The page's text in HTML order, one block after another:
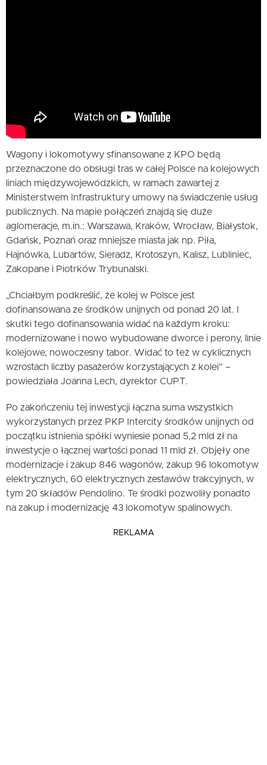
Wagony i lokomotywy sfinansowane z KPO będą
przeznaczone do obsługi tras w całej Polsce na kolejowych
liniach międzywojewódzkich, w ramach zawartej z
Ministerstwem Infrastruktury umowy na świadczenie usług
publicznych. Na mapie połączeń znajdą się duże
aglomeracje, m.in.: Warszawa, Kraków, Wrocław, Białystok,
Gdańsk, Poznań oraz mniejsze miasta jak np. Piła,
Hajnówka, Lubartów, Sieradz, Krotoszyn, Kalisz, Lubliniec,
Zakopane i Piotrków Trybunalski.
„Chciałbym podkreślić, że kolej w Polsce jest
dofinansowana ze środków unijnych od ponad 20 lat. I
skutki tego dofinansowania widać na każdym kroku:
modernizowane i nowo wybudowane dworce i perony, linie
kolejowe, nowoczesny tabor. Widać to też w cyklicznych
wzrostach liczby pasażerów korzystających z kolei” –
powiedziała Joanna Lech, dyrektor CUPT.
Po zakończeniu tej inwestycji łączna suma wszystkich
wykorzystanych przez PKP Intercity środków unijnych od
początku istnienia spółki wyniesie ponad 5,2 mld zł na
inwestycje o łącznej wartości ponad 11 mld zł. Objęły one
modernizacje i zakup 846 wagonów, zakup 96 lokomotyw
elektrycznych, 60 elektrycznych zestawów trakcyjnych, w
tym 20 składów Pendolino. Te środki pozwoliły ponadto
na zakup i modernizację 43 lokomotyw spalinowych.
REKLAMA